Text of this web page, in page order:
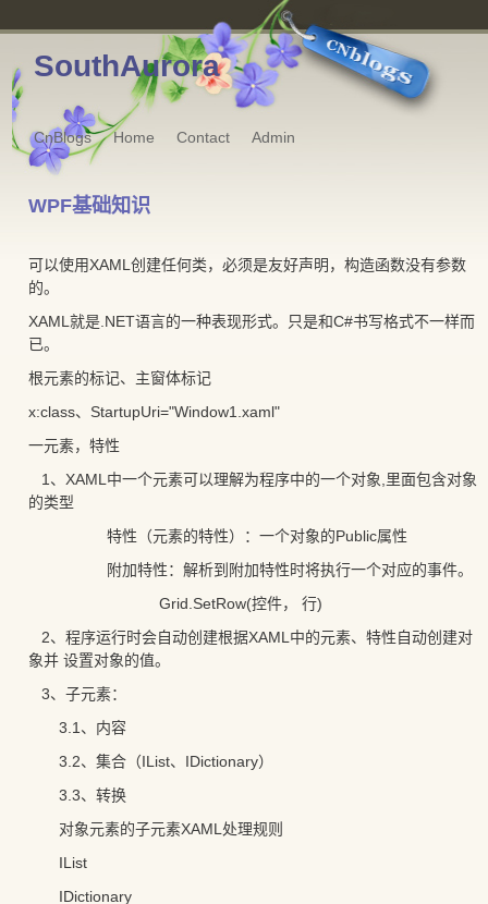
SouthAurora
CnBlogs Home Contact Admin
WPF基础知识
可以使用XAML创建任何类，必须是友好声明，构造函数没有参数
的。
XAML就是.NET语言的一种表现形式。只是和C#书写格式不一样而
已。
根元素的标记、主窗体标记
x:class、StartupUri="Window1.xaml"
一元素，特性
1、XAML中一个元素可以理解为程序中的一个对象,里面包含对象
的类型
特性（元素的特性）：一个对象的Public属性
附加特性：解析到附加特性时将执行一个对应的事件。
Grid.SetRow(控件， 行)
2、程序运行时会自动创建根据XAML中的元素、特性自动创建对
象并 设置对象的值。
3、子元素：
3.1、内容
3.2、集合（IList、IDictionary）
3.3、转换
对象元素的子元素XAML处理规则
IList
IDictionary